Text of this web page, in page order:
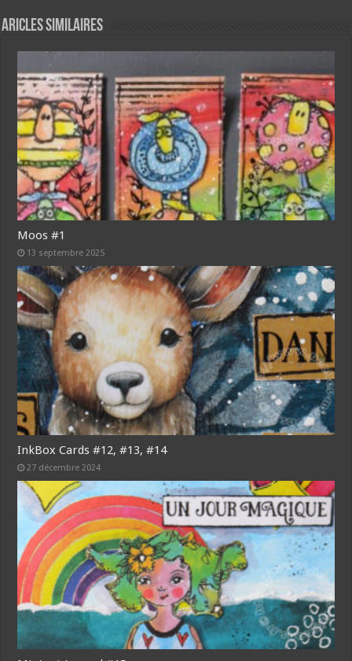
Aricles similaires
Moos #1
13 septembre 2025
InkBox Cards #12, #13, #14
27 décembre 2024